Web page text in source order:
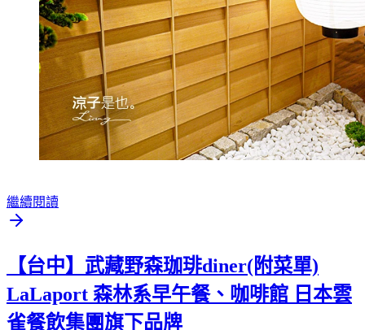
繼續閱讀
【台中】武藏野森珈琲diner(附菜單)
LaLaport 森林系早午餐、咖啡館 日本雲
雀餐飲集團旗下品牌